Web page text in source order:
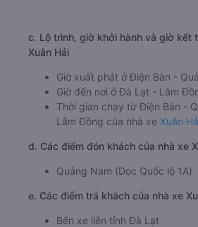
c. Lộ trình, giờ khởi hành và giờ kết
Xuân Hải
Giờ xuất phát ở Điện Bàn -
Giờ đến nơi ở Đà Lạt - Lâm
Thời gian chạy từ Điện Bàn -
Lâm Đồng của nhà xe Xuân
d. Các điểm đón khách của nhà xe
Quảng Nam (Dọc Quốc lộ 1A)
e. Các điểm trả khách của nhà xe
Bến xe liên tỉnh Đà Lạt